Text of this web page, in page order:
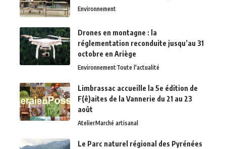
Environnement
Drones en montagne : la
réglementation reconduite jusqu’au 31
octobre en Ariège
EnvironnementToute l'actualité
Limbrassac accueille la 5e édition de
F(ê)aites de la Vannerie du 21 au 23
août
AtelierMarché artisanal
Le Parc naturel régional des Pyrénées